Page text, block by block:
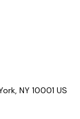
NY 10001 US